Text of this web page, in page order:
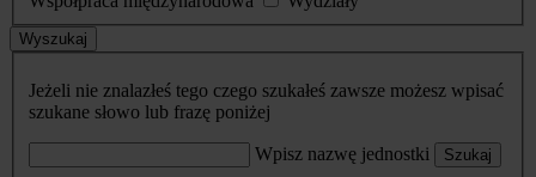
Wyszukaj
Jeżeli nie znalazłeś tego czego szukałeś zawsze możesz wpisać
szukane słowo lub frazę poniżej
Wpisz nazwę jednostki Szukaj